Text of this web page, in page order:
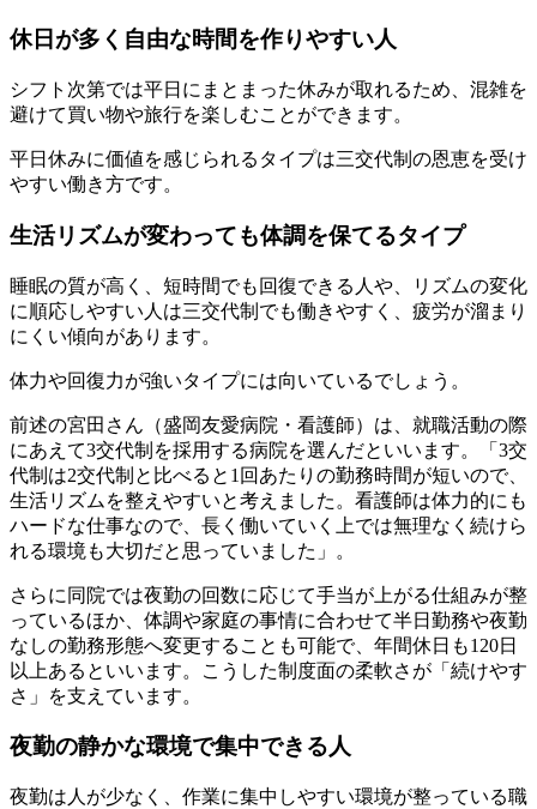
休日が多く自由な時間を作りやすい人
シフト次第では平日にまとまった休みが取れるため、混雑を
避けて買い物や旅行を楽しむことができます。
平日休みに価値を感じられるタイプは三交代制の恩恵を受け
やすい働き方です。
生活リズムが変わっても体調を保てるタイプ
睡眠の質が高く、短時間でも回復できる人や、リズムの変化
に順応しやすい人は三交代制でも働きやすく、疲労が溜まり
にくい傾向があります。
体力や回復力が強いタイプには向いているでしょう。
前述の宮田さん（盛岡友愛病院・看護師）は、就職活動の際
にあえて3交代制を採用する病院を選んだといいます。「3交
代制は2交代制と比べると1回あたりの勤務時間が短いので、
生活リズムを整えやすいと考えました。看護師は体力的にも
ハードな仕事なので、長く働いていく上では無理なく続けら
れる環境も大切だと思っていました」。
さらに同院では夜勤の回数に応じて手当が上がる仕組みが整
っているほか、体調や家庭の事情に合わせて半日勤務や夜勤
なしの勤務形態へ変更することも可能で、年間休日も120日
以上あるといいます。こうした制度面の柔軟さが「続けやす
さ」を支えています。
夜勤の静かな環境で集中できる人
夜勤は人が少なく、作業に集中しやすい環境が整っている職